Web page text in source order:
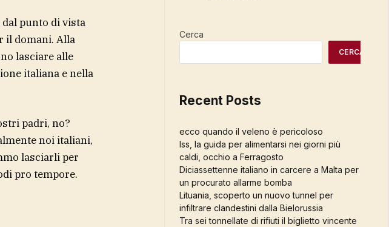
punto di vista
il domani. Alla
lasciare alle
italiana e nella
padri, no?
noi italiani,
lasciarli per
pro tempore.
Cerca
CERCA
Recent Posts
ecco quando il veleno è pericoloso
Iss, la guida per alimentarsi nei giorni più
caldi, occhio a Ferragosto
Diciassettenne italiano in carcere a Malta per
un procurato allarme bomba
Lituania, scoperto un nuovo tunnel per
infiltrare clandestini dalla Bielorussia
Tra sei tonnellate di rifiuti il biglietto vincente